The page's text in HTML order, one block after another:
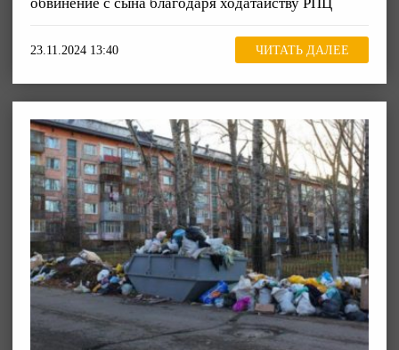
23.11.2024 13:40 ЧИТАТЬ ДАЛЕЕ